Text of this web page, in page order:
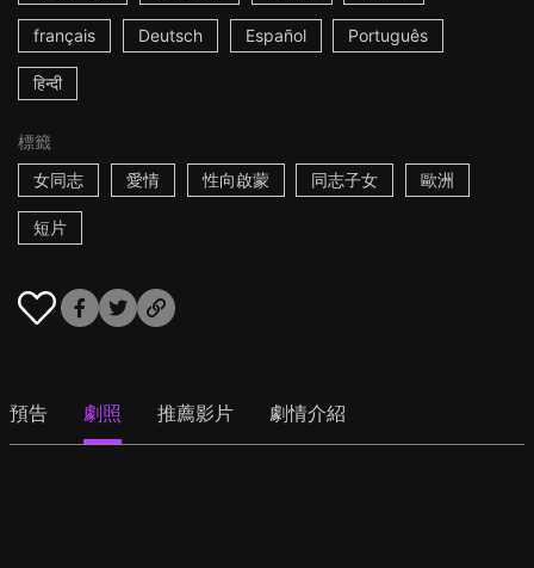
français Deutsch Español Português
हिन्दी
標籤
女同志
愛情 性向啟蒙 同志子女 歐洲
短片
預告 劇照 推薦影片 劇情介紹